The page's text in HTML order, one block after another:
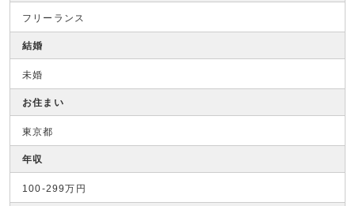
フリーランス
結婚
未婚
お住まい
東京都
年収
100-299万円